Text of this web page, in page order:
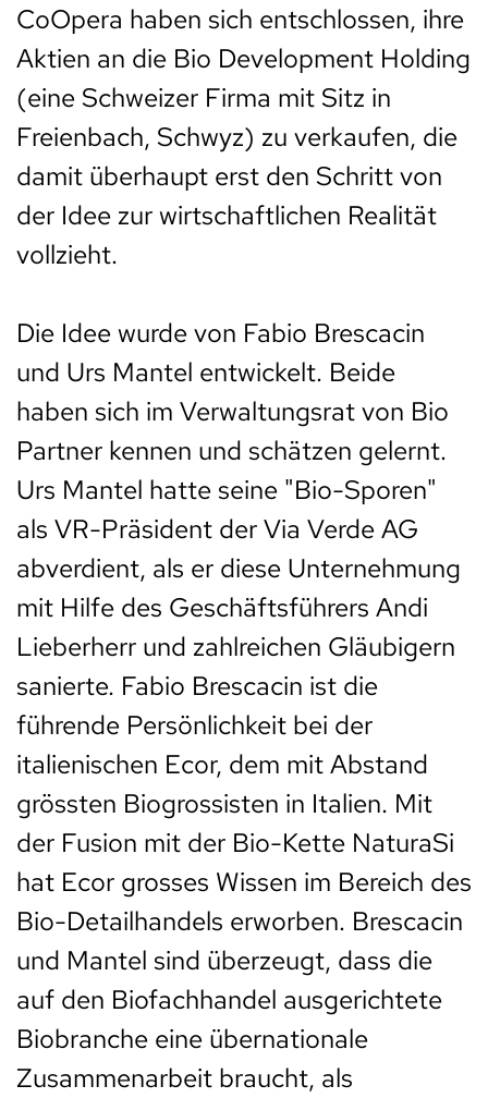
CoOpera haben sich entschlossen, ihre
Aktien an die Bio Development Holding
(eine Schweizer Firma mit Sitz in
Freienbach, Schwyz) zu verkaufen, die
damit überhaupt erst den Schritt von
der Idee zur wirtschaftlichen Realität
vollzieht.
Die Idee wurde von Fabio Brescacin
und Urs Mantel entwickelt. Beide
haben sich im Verwaltungsrat von Bio
Partner kennen und schätzen gelernt.
Urs Mantel hatte seine "Bio-Sporen"
als VR-Präsident der Via Verde AG
abverdient, als er diese Unternehmung
mit Hilfe des Geschäftsführers Andi
Lieberherr und zahlreichen Gläubigern
sanierte. Fabio Brescacin ist die
führende Persönlichkeit bei der
italienischen Ecor, dem mit Abstand
grössten Biogrossisten in Italien. Mit
der Fusion mit der Bio-Kette NaturaSi
hat Ecor grosses Wissen im Bereich des
Bio-Detailhandels erworben. Brescacin
und Mantel sind überzeugt, dass die
auf den Biofachhandel ausgerichtete
Biobranche eine übernationale
Zusammenarbeit braucht, als